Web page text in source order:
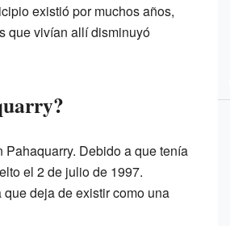
existió por muchos años,
que vivían allí disminuyó
Debido a que tenía
el 2 de julio de 1997.
deja de existir como una